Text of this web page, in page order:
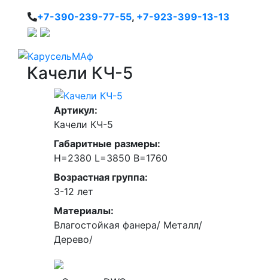
+7-390-239-77-55, +7-923-399-13-13
Качели КЧ-5
Артикул:
Качели КЧ-5
Габаритные размеры:
H=2380 L=3850 B=1760
Возрастная группа:
3-12 лет
Материалы:
Влагостойкая фанера/ Металл/
Дерево/